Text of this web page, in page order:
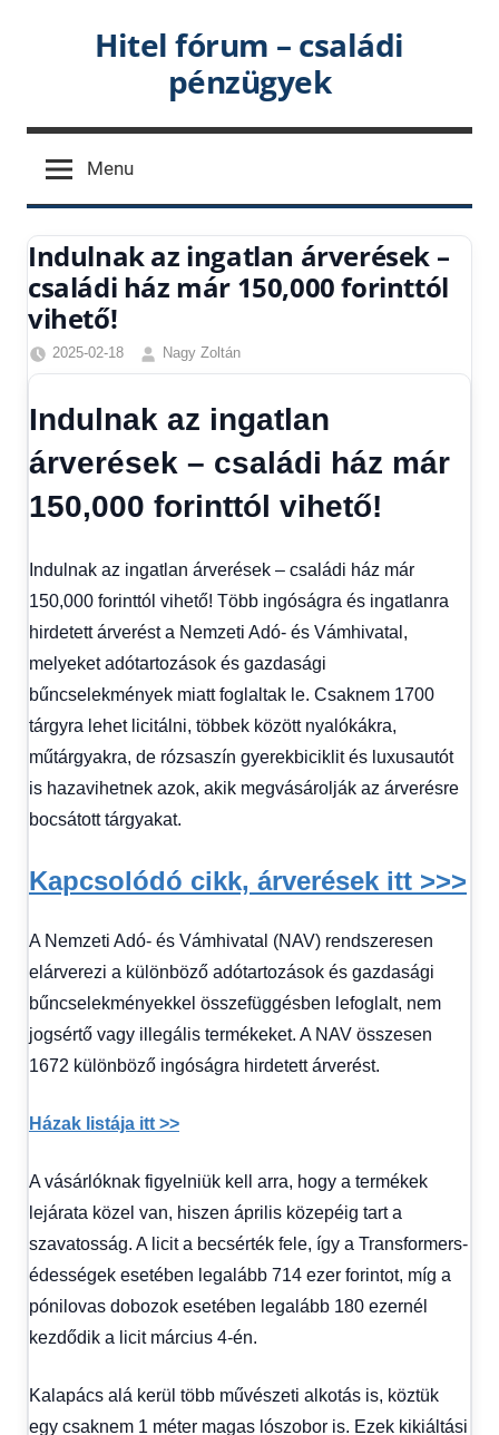
Hitel fórum – családi
pénzügyek
Menu
Indulnak az ingatlan árverések –
családi ház már 150,000 forinttól
vihető!
2025-02-18
Nagy Zoltán
Egyéb,
hírek,
Gazdaság
Hírek,
Hírek
Hitel
fórum
Indulnak az ingatlan
árverések – családi ház már
150,000 forinttól vihető!
Indulnak az ingatlan árverések – családi ház már
150,000 forinttól vihető! Több ingóságra és ingatlanra
hirdetett árverést a Nemzeti Adó- és Vámhivatal,
melyeket adótartozások és gazdasági
bűncselekmények miatt foglaltak le. Csaknem 1700
tárgyra lehet licitálni, többek között nyalókákra,
műtárgyakra, de rózsaszín gyerekbiciklit és luxusautót
is hazavihetnek azok, akik megvásárolják az árverésre
bocsátott tárgyakat.
Kapcsolódó cikk, árverések itt >>>
A Nemzeti Adó- és Vámhivatal (NAV) rendszeresen
elárverezi a különböző adótartozások és gazdasági
bűncselekményekkel összefüggésben lefoglalt, nem
jogsértő vagy illegális termékeket. A NAV összesen
1672 különböző ingóságra hirdetett árverést.
Házak listája itt >>
A vásárlóknak figyelniük kell arra, hogy a termékek
lejárata közel van, hiszen április közepéig tart a
szavatosság. A licit a becsérték fele, így a Transformers-
édességek esetében legalább 714 ezer forintot, míg a
pónilovas dobozok esetében legalább 180 ezernél
kezdődik a licit március 4-én.
Kalapács alá kerül több művészeti alkotás is, köztük
egy csaknem 1 méter magas lószobor is. Ezek kikiáltási